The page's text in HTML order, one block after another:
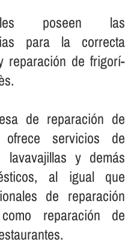
poseen las
para la correcta
reparación de frigorí­
de reparación de
ofrece servicios de
lavavajillas y demás
al igual que
de reparación
reparación de